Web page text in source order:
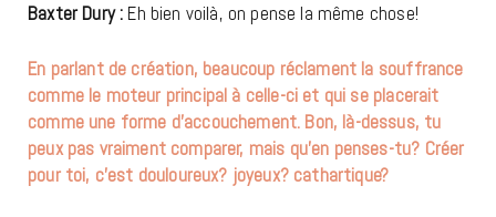
Baxter Dury : Eh bien voilà, on pense la même chose!
En parlant de création, beaucoup réclament la souffrance
comme le moteur principal à celle-ci et qui se placerait
comme une forme d’accouchement. Bon, là-dessus, tu
peux pas vraiment comparer, mais qu’en penses-tu? Créer
pour toi, c’est douloureux? joyeux? cathartique?